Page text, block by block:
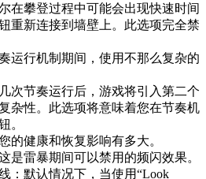
在攀登过程中可能会出现快速时间
重新连接到墙壁上。此选项完全禁
运行机制期间，使用不那么复杂的
次节奏运行后，游戏将引入第二个
杂性。此选项将意味着您在节奏机
。
的健康和恢复影响有多大。
是雷暴期间可以禁用的频闪效果。
：默认情况下，当使用“Look